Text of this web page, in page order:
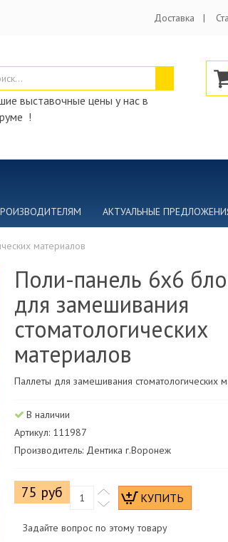
Доставка
выставочные цены у нас в
!
АКТУАЛЬНЫЕ
материалов
Поли-панель 6х6
для замешивания
стоматологических
материалов
Паллеты для замешивания стоматологических
В наличии
Артикул: 111987
Производитель: Дентика г.Воронеж
75 руб
Задайте вопрос по этому товару